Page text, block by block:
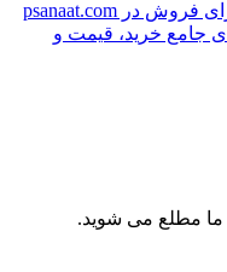
جامع خرید، قیمت و
ما مطلع می شوید.